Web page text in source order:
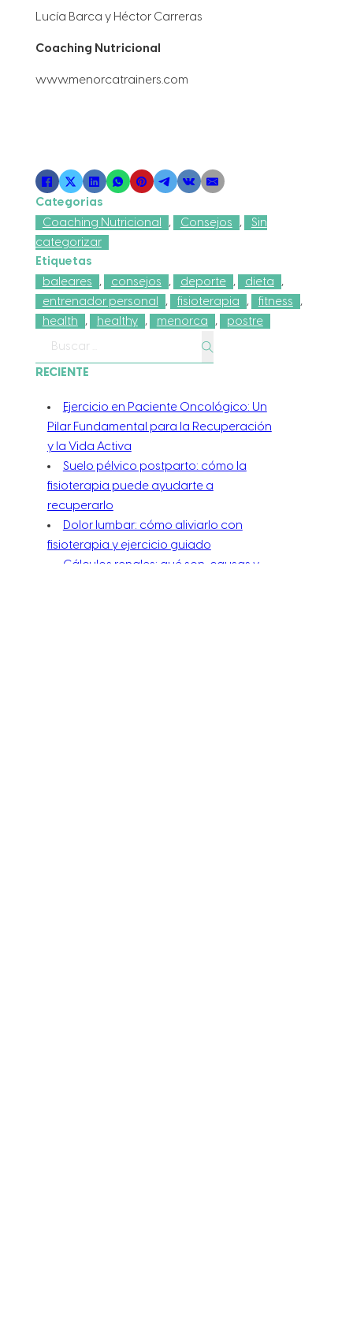
Lucía Barca y Héctor Carreras
Coaching Nutricional
www.menorcatrainers.com
Categorias
Coaching Nutricional
, Consejos ,
Sin
categorizar
Etiquetas
baleares
, consejos , deporte , dieta
,
entrenador personal
, fisioterapia , fitness
,
health
, healthy , menorca , postre
RECIENTE
Ejercicio en Paciente Oncológico: Un
Pilar Fundamental para la Recuperación
y la Vida Activa
Suelo pélvico postparto: cómo la
fisioterapia puede ayudarte a
recuperarlo
Dolor lumbar: cómo aliviarlo con
fisioterapia y ejercicio guiado
Cálculos renales: qué son, causas y